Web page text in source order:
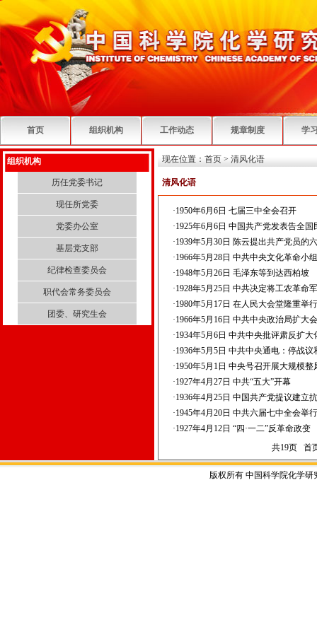
首页 组织机构 工作动态 规章制度 学
组织机构
历任党委书记
现任所党委
党委办公室
基层党支部
纪律检查委员会
职代会常务委员会
团委、研究生会
现在位置： 首页 > 清风化语
清风化语
·1950年6月6日 七届三中全会召开
·1925年6月6日 中国共产党发表告全国
·1939年5月30日 陈云提出共产党员的
·1966年5月28日 中共中央文化革命小
·1948年5月26日 毛泽东等到达西柏坡
·1928年5月25日 中共决定将工农革命
·1980年5月17日 在人民大会堂隆重举
·1966年5月16日 中共中央政治局扩大
·1934年5月6日 中共中央批评肃反扩大
·1936年5月5日 中共中央通电：停战议
·1950年5月1日 中央号召开展大规模整
·1927年4月27日 中共“五大”开幕
·1936年4月25日 中国共产党提议建立
·1945年4月20日 中共六届七中全会举行
·1927年4月12日 “四·一二”反革命政变
共19页
首
版权所有 中国科学院化学研